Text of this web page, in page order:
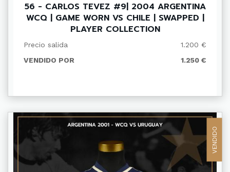
56 - CARLOS TEVEZ #9| 2004 ARGENTINA
WCQ | GAME WORN VS CHILE | SWAPPED |
PLAYER COLLECTION
Precio salida
1.200 €
VENDIDO POR
1.250 €
VENDIDO